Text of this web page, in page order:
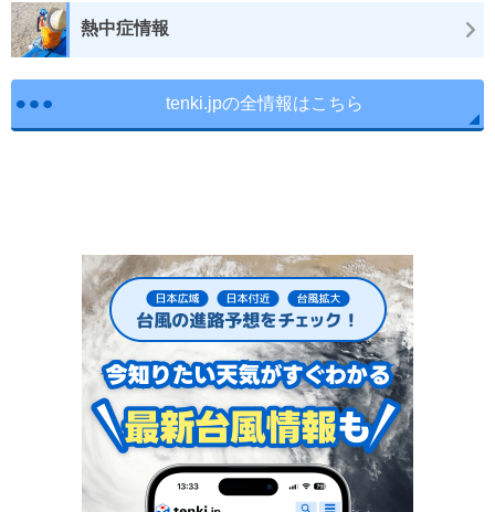
熱中症情報
tenki.jpの全情報はこちら